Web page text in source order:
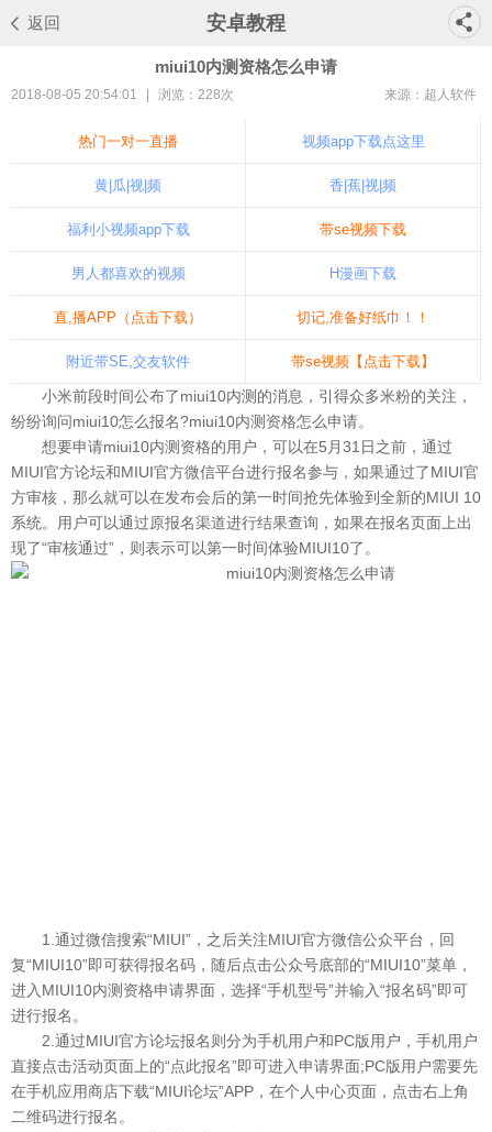
返回 安卓教程
miui10内测资格怎么申请
2018-08-05 20:54:01 浏览： 228次 来源：超人软件
热门一对一直播 视频app下载点这里
黄|瓜|视|频 香|蕉|视|频
福利小视频app下载 带se视频下载
男人都喜欢的视频 H漫画下载
直,播APP（点击下载） 切记,准备好纸巾！！
附近带SE,交友软件 带se视频【点击下载】
小米前段时间公布了miui10内测的消息，引得众多米粉的关注，
纷纷询问miui10怎么报名?miui10内测资格怎么申请。
想要申请miui10内测资格的用户，可以在5月31日之前，通过
MIUI官方论坛和MIUI官方微信平台进行报名参与，如果通过了MIUI官
方审核，那么就可以在发布会后的第一时间抢先体验到全新的MIUI 10
系统。用户可以通过原报名渠道进行结果查询，如果在报名页面上出
现了“审核通过”，则表示可以第一时间体验MIUI10了。
1.通过微信搜索“MIUI”，之后关注MIUI官方微信公众平台，回
复“MIUI10”即可获得报名码，随后点击公众号底部的“MIUI10”菜单，
进入MIUI10内测资格申请界面，选择“手机型号”并输入“报名码”即可
进行报名。
2.通过MIUI官方论坛报名则分为手机用户和PC版用户，手机用户
直接点击活动页面上的“点此报名”即可进入申请界面;PC版用户需要先
在手机应用商店下载“MIUI论坛”APP，在个人中心页面，点击右上角
二维码进行报名。